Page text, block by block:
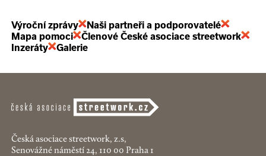
Výroční zprávy
Naši partneři a podporovatelé
Mapa pomoci
Členové České asociace streetwork
Inzeráty
Galerie
Česká asociace streetwork, z.s,
Senovážné náměstí 24, 110 00 Praha 1